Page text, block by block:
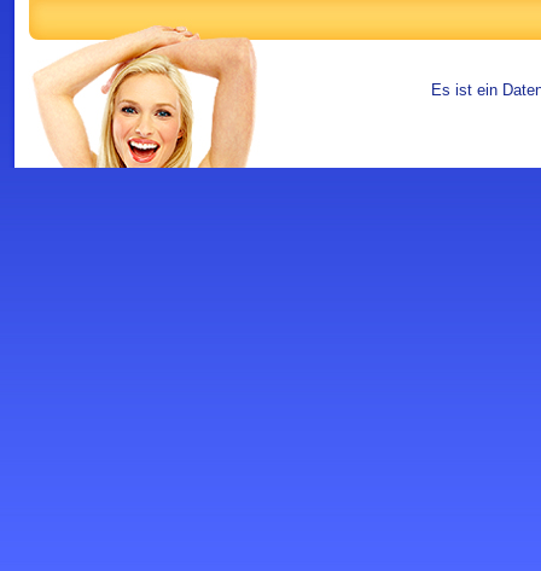
Es ist ein